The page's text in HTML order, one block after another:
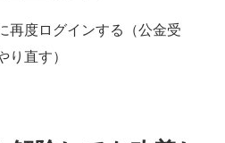
再度ログインする（公金受
直す）